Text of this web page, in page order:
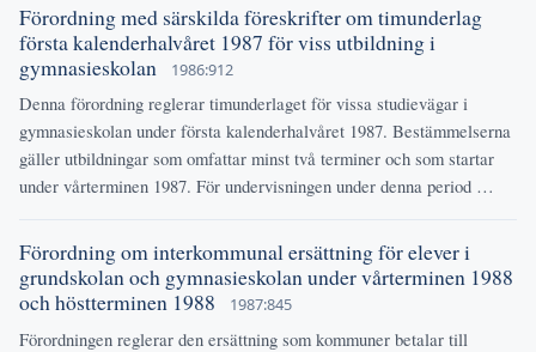
Förordning med särskilda föreskrifter om timunderlag
första kalenderhalvåret 1987 för viss utbildning i
gymnasieskolan
1986:912
Denna förordning reglerar timunderlaget för vissa studievägar i
gymnasieskolan under första kalenderhalvåret 1987. Bestämmelserna
gäller utbildningar som omfattar minst två terminer och som startar
under vårterminen 1987. För undervisningen under denna period …
Förordning om interkommunal ersättning för elever i
grundskolan och gymnasieskolan under vårterminen 1988
och höstterminen 1988
1987:845
Förordningen reglerar den ersättning som kommuner betalar till